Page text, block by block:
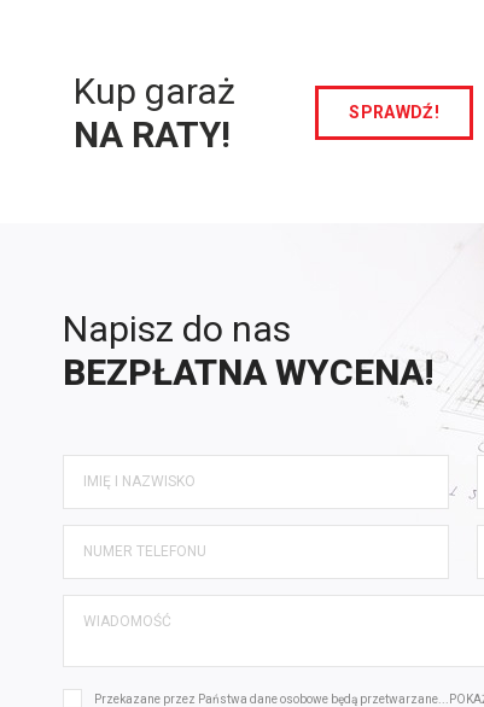
Kup garaż
NA RATY!
SPRAWDŹ!
Napisz do nas
BEZPŁATNA WYCENA!
Przekazane przez Państwa dane osobowe będą przetwarzane...